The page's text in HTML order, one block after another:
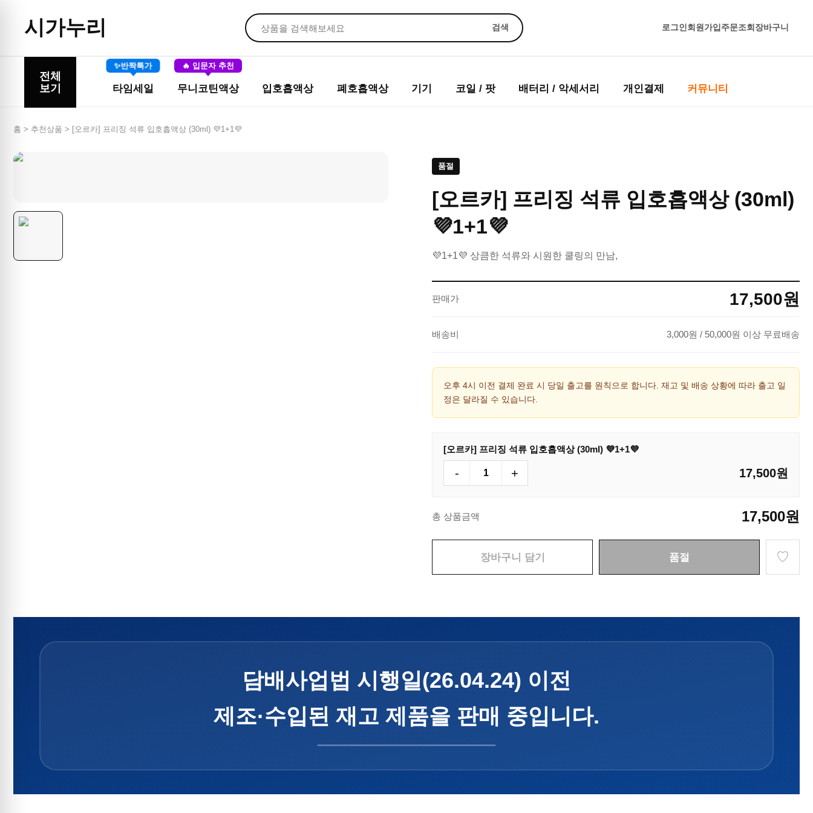
시가누리 검색 로그인 회원가입 주문조회 장바구니
전체
보기
✨반짝특가
타임세일
🔥 입문자 추천
무니코틴액상 입호흡액상 폐호흡액상 기기 코일 / 팟 배터리 / 악세서리 개인결제 커뮤니티
홈 > 추천상품 > [오르카] 프리징 석류 입호흡액상 (30ml) 💜1+1💜
품절
[오르카] 프리징 석류 입호흡액상 (30ml)
💜1+1💜
💜1+1💜 상큼한 석류와 시원한 쿨링의 만남,
판매가 17,500원
배송비 3,000원 / 50,000원 이상 무료배송
오후 4시 이전 결제 완료 시 당일 출고를 원칙으로 합니다. 재고 및 배송 상황에 따라 출고 일
정은 달라질 수 있습니다.
[오르카] 프리징 석류 입호흡액상 (30ml) 💜1+1💜
- + 17,500원
총 상품금액 17,500원
장바구니 담기 품절 ♡